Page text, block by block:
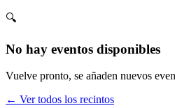
🔍
No hay eventos disponibles
Vuelve pronto, se añaden nuevos
← Ver todos los recintos